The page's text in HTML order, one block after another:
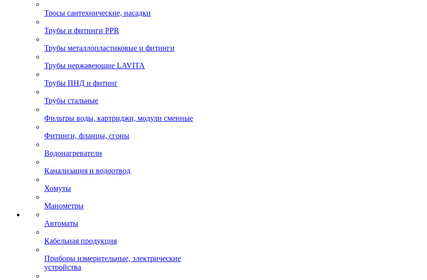
Тросы сантехнические, насадки
Трубы и фитинги PPR
Трубы металлопластиковые и фитинги
Трубы нержавеющие LAVITA
Трубы ПНД и фитинг
Трубы стальные
Фильтры воды, картриджи, модули сменные
Фитинги, фланцы, сгоны
Водонагреватели
Канализация и водоотвод
Хомуты
Манометры
Автоматы
Кабельная продукция
Приборы измерительные, электрические
устройства